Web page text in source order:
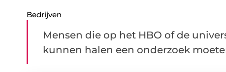
Bedrijven
Mensen die op het HBO of de
kunnen halen een onderzoek